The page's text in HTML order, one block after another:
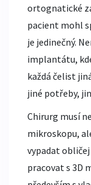
ortognatické
pacient mohl
je jedinečný.
implantátu,
každá čelist
jiné potřeby,
Chirurg musí
mikroskopu,
vypadat
pracovat s 3D